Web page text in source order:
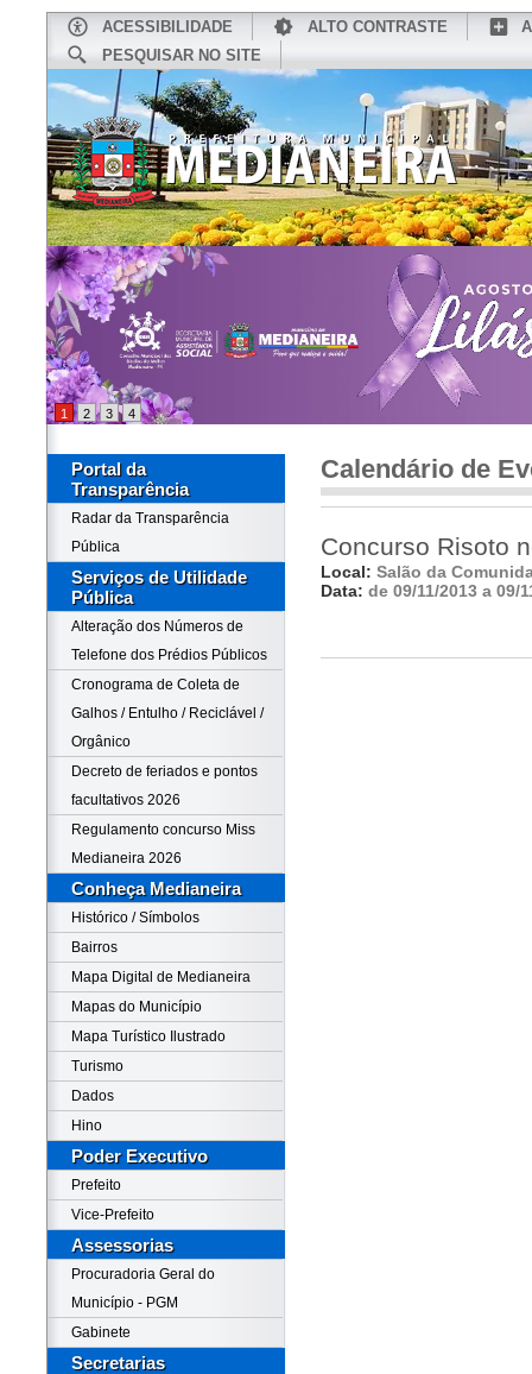
ACESSIBILIDADE ALTO CONTRASTE
PESQUISAR NO SITE
CONHEÇA MEDIANEIRA
1 2 3 4
Portal da
Transparência
Radar da Transparência
Pública
Serviços de Utilidade
Pública
Alteração dos Números de
Telefone dos Prédios Públicos
Cronograma de Coleta de
Galhos / Entulho / Reciclável /
Orgânico
Decreto de feriados e pontos
facultativos 2026
Regulamento concurso Miss
Medianeira 2026
Conheça Medianeira
Histórico / Símbolos
Bairros
Mapa Digital de Medianeira
Mapas do Município
Mapa Turístico Ilustrado
Turismo
Dados
Hino
Poder Executivo
Prefeito
Vice-Prefeito
Assessorias
Procuradoria Geral do
Município - PGM
Gabinete
Secretarias
Calendário de
Concurso Risoto
Local: Salão da
Data: de 09/11/2013 a 09/